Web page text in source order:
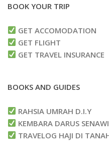
BOOK YOUR TRIP
GET ACCOMODATION
GET FLIGHT
GET TRAVEL INSURANCE
BOOKS AND GUIDES
RAHSIA UMRAH D.I.Y
KEMBARA DARUS
TRAVELOG HAJI DI